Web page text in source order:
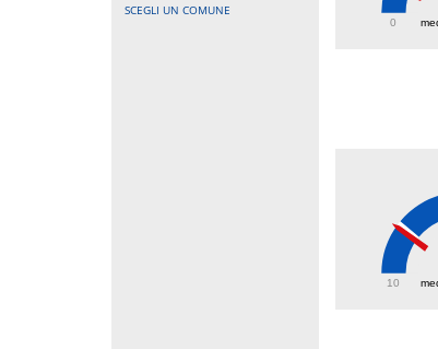
SCEGLI UN COMUNE
0
10